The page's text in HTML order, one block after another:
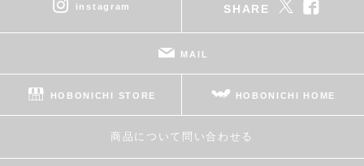
instagram SHARE
MAIL
HOBONICHI STORE HOBONICHI HOME
商品について問い合わせる